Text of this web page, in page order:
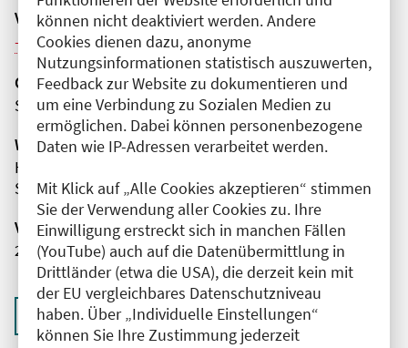
können nicht deaktiviert werden. Andere
Cookies dienen dazu, anonyme
Nutzungsinformationen statistisch auszuwerten,
Feedback zur Website zu dokumentieren und
um eine Verbindung zu Sozialen Medien zu
ermöglichen. Dabei können personenbezogene
Daten wie IP-Adressen verarbeitet werden.
Mit Klick auf „Alle Cookies akzeptieren“ stimmen
Sie der Verwendung aller Cookies zu. Ihre
Einwilligung erstreckt sich in manchen Fällen
(YouTube) auch auf die Datenübermittlung in
Drittländer (etwa die USA), die derzeit kein mit
der EU vergleichbares Datenschutzniveau
haben. Über „Individuelle Einstellungen“
können Sie Ihre Zustimmung jederzeit
Veranstaltungsreihe
Weitere Veranstaltungen dieser Reihe (6)
Organisator(en)
St. Joseph Krankenhaus Berlin Tempelhof GmbH
Wissenschaftliche Leitung
Herr Marcel Möller
St. Joseph Krankenhaus Berlin Tempelhof GmbH
Veranstaltungsnummer
2761102026004080112
Zurück zur Übersicht